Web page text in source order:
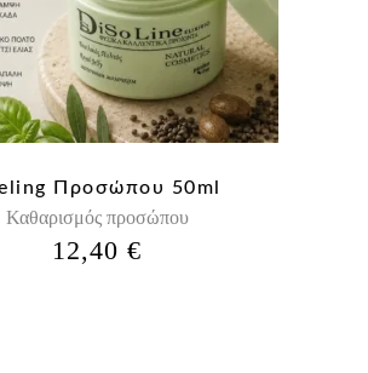
Προσώπου 50ml
Καθαρισμός προσώπου
12,40€